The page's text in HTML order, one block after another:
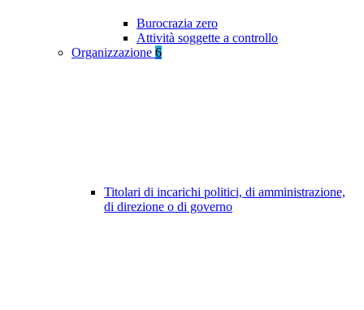
Burocrazia zero
Attività soggette a controllo
Organizzazione 6
Titolari di incarichi politici, di amministrazione,
di direzione o di governo